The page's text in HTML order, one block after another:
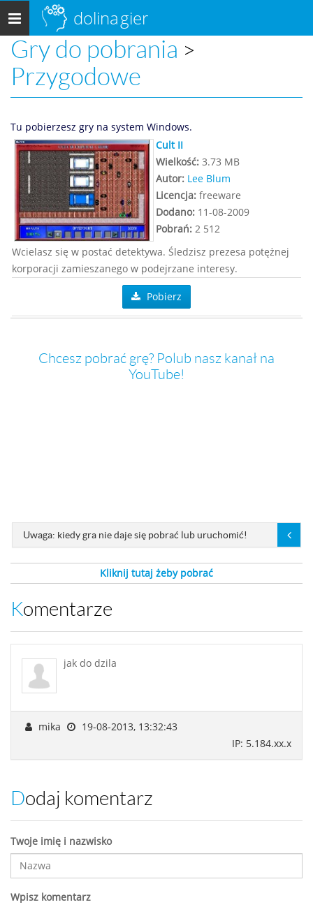
Menu
główne
dolinagier
Gry do pobrania >
Przygodowe
Tu pobierzesz gry na system Windows.
Cult II
Wielkość: 3.73 MB
Autor: Lee Blum
Licencja: freeware
Dodano: 11-08-2009
Pobrań: 2 512
Wcielasz się w postać detektywa. Śledzisz prezesa potężnej
korporacji zamieszanego w podejrzane interesy.
Pobierz
Chcesz pobrać grę? Polub nasz kanał na
YouTube!
Uwaga: kiedy gra nie daje się pobrać lub uruchomić!
Kliknij tutaj żeby pobrać
Komentarze
jak do dzila
mika
19-08-2013, 13:32:43
IP: 5.184.xx.x
Dodaj komentarz
Twoje imię i nazwisko
Wpisz komentarz